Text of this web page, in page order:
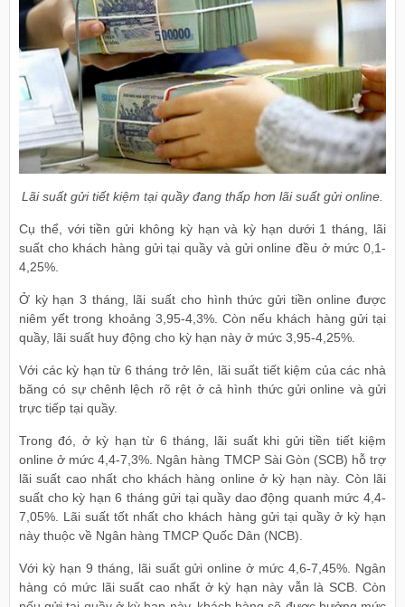
Lãi suất gửi tiết kiệm tại quầy đang thấp hơn lãi suất gửi online.
Cụ thể, với tiền gửi không kỳ hạn và kỳ hạn dưới 1 tháng, lãi
suất cho khách hàng gửi tại quầy và gửi online đều ở mức 0,1-
4,25%.
Ở kỳ hạn 3 tháng, lãi suất cho hình thức gửi tiền online được
niêm yết trong khoảng 3,95-4,3%. Còn nếu khách hàng gửi tại
quầy, lãi suất huy động cho kỳ hạn này ở mức 3,95-4,25%.
Với các kỳ hạn từ 6 tháng trở lên, lãi suất tiết kiệm của các nhà
băng có sự chênh lệch rõ rệt ở cả hình thức gửi online và gửi
trực tiếp tại quầy.
Trong đó, ở kỳ hạn từ 6 tháng, lãi suất khi gửi tiền tiết kiệm
online ở mức 4,4-7,3%. Ngân hàng TMCP Sài Gòn (SCB) hỗ trợ
lãi suất cao nhất cho khách hàng online ở kỳ hạn này. Còn lãi
suất cho kỳ hạn 6 tháng gửi tại quầy dao động quanh mức 4,4-
7,05%. Lãi suất tốt nhất cho khách hàng gửi tại quầy ở kỳ hạn
này thuộc về Ngân hàng TMCP Quốc Dân (NCB).
Với kỳ hạn 9 tháng, lãi suất gửi online ở mức 4,6-7,45%. Ngân
hàng có mức lãi suất cao nhất ở kỳ hạn này vẫn là SCB. Còn